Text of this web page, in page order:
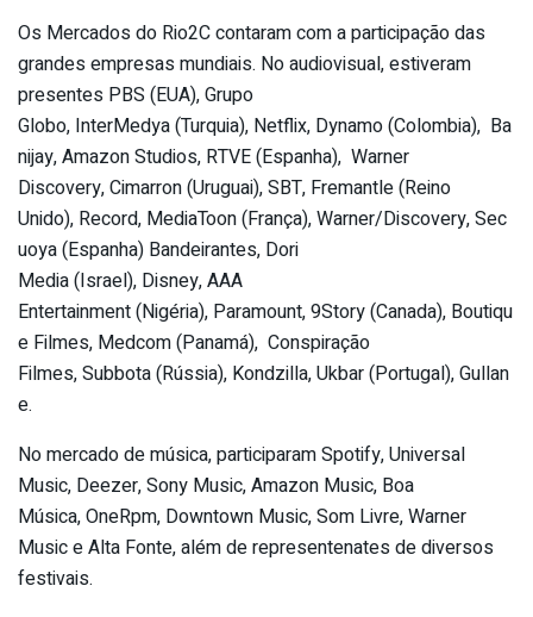
Os Mercados do Rio2C contaram com a participação das
grandes empresas mundiais. No audiovisual, estiveram
presentes PBS (EUA), Grupo
Globo, InterMedya (Turquia), Netflix, Dynamo (Colombia), Ba
nijay, Amazon Studios, RTVE (Espanha), Warner
Discovery, Cimarron (Uruguai), SBT, Fremantle (Reino
Unido), Record, MediaToon (França), Warner/Discovery, Sec
uoya (Espanha) Bandeirantes, Dori
Media (Israel), Disney, AAA
Entertainment (Nigéria), Paramount, 9Story (Canada), Boutiqu
e Filmes, Medcom (Panamá), Conspiração
Filmes, Subbota (Rússia), Kondzilla, Ukbar (Portugal), Gullan
e.
No mercado de música, participaram Spotify, Universal
Music, Deezer, Sony Music, Amazon Music, Boa
Música, OneRpm, Downtown Music, Som Livre, Warner
Music e Alta Fonte, além de representenates de diversos
festivais.